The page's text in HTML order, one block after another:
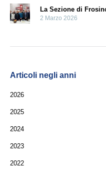
La Sezione di
2 Marzo 2026
Articoli negli anni
2026
2025
2024
2023
2022